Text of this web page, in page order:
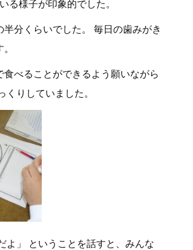
る様子が印象的でした。
分くらいでした。 毎日の歯みがき
べることができるよう願いながら
りしていました。
よ」 ということを話すと、みんな